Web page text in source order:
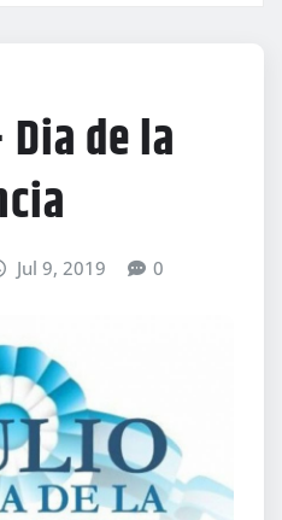
de la
Jul 9, 2019 0